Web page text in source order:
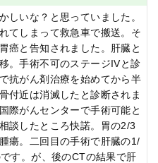
しいな？と思っていました。
てしまって救急車で搬送。そ
癌と告知されました。肝臓と
。手術不可のステージIVと診
抗がん剤治療を始めてから半
付近は消滅したと診断されま
際がんセンターで手術可能と
談したところ快諾。胃の2/3
瘍。二回目の手術で肝臓の1/
す。が、後のCTの結果で肝